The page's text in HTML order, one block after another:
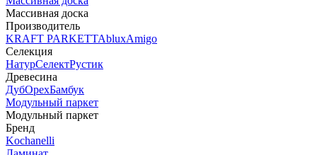
Массивная доска
Производитель
KRAFT PARKETTAbluxAmigo
Селекция
НатурСелектРустик
Древесина
ДубОрехБамбук
Модульный паркет
Модульный паркет
Бренд
Kochanelli